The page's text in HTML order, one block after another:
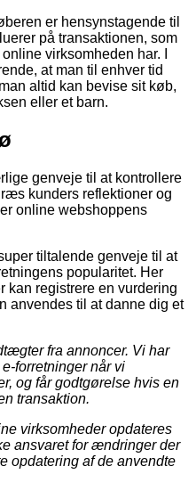
er hensynstagende til
på transaktionen, som
virksomheden har. I
at man til enhver tid
altid kan bevise sit køb,
eller et barn.
genveje til at kontrollere
kunders reflektioner og
online webshoppens
tiltalende genveje til at
popularitet. Her
kan registrere en vurdering
anvendes til at danne dig et
fra annoncer. Vi har
forretninger når vi
og får godtgørelse hvis en
transaktion.
virksomheder opdateres
ansvaret for ændringer der
opdatering af de anvendte